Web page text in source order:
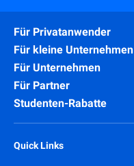
Für Privatanwender
Für kleine Unternehmen
Für Unternehmen
Für Partner
Studenten-Rabatte
Quick Links